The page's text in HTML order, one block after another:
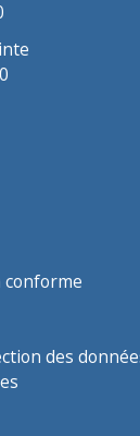
conforme
des